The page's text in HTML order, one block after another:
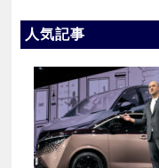
人気記事